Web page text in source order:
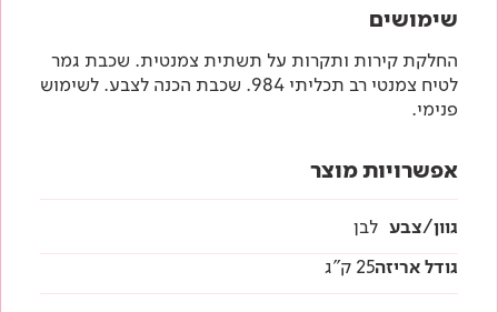
שימושים
החלקת קירות ותקרות על תשתית צמנטית. שכבת גמר
לטיח צמנטי רב תכליתי 984. שכבת הכנה לצבע. לשימוש
פנימי.
אפשרויות מוצר
גוון/צבע לבן
גודל אריזה25 ק"ג